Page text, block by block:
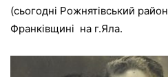
(сьогодні Рожнятівський район
Франківщині на г.Яла.